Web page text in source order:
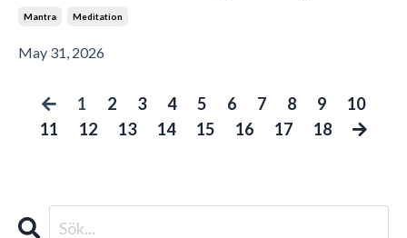
Mantra Meditation
May 31, 2026
1 2 3 4 5 6 7 8 9
10
11
12 13 14 15 16 17 18